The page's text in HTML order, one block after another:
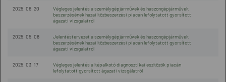
2025. 06. 20
Végleges jelentés a személygépjárművek és haszongépjárművek
beszerzésének hazai közbeszerzési piacán lefolytatott gyorsított
ágazati vizsgálatról
2025. 05. 08
Jelentéstervezet a személygépjárművek és haszongépjárművek
beszerzésének hazai közbeszerzési piacán lefolytatott gyorsított
ágazati vizsgálatról
2025. 03. 17
Végleges jelentés a képalkotó diagnosztikai eszközök piacán
lefolytatott gyorsított ágazati vizsgálatról